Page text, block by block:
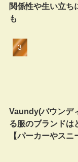
関係性や生い立ち
も
Vaundy(バウンデ
る服のブランドは
【パーカーやスニ